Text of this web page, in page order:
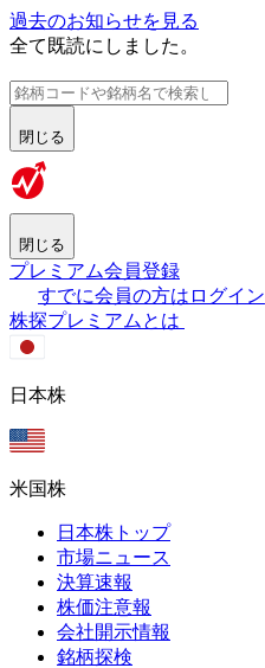
過去のお知らせを見る
全て既読にしました。
閉じる
閉じる
プレミアム会員登録
すでに会員の方はログイン
株探プレミアムとは
日本株
米国株
日本株トップ
市場ニュース
決算速報
株価注意報
会社開示情報
銘柄探検